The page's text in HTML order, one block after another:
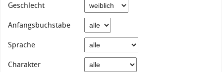
Geschlecht
Anfangsbuchstabe
Sprache
Charakter